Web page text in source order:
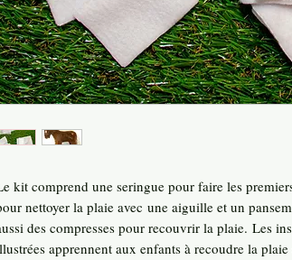
kit comprend une seringue pour faire les
nettoyer la plaie avec une aiguille et un
des compresses pour recouvrir la plaie. Les
apprennent aux enfants à recoudre la plaie